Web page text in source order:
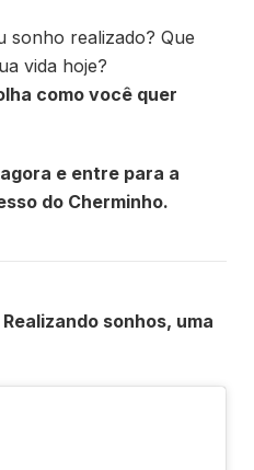
sonho realizado? Que
vida hoje?
como você quer
e entre para a
do Cherminho.
sonhos, uma